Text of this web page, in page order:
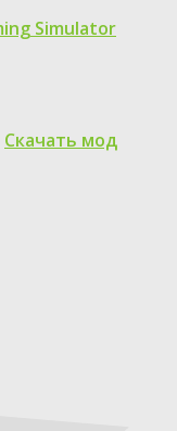
Simulator
Скачать мод